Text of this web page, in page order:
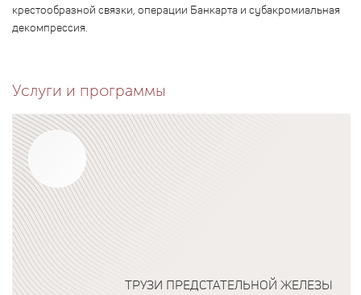
крестообразной связки, операции Банкарта и субакромиальная
декомпрессия.
Услуги и программы
ТРУЗИ ПРЕДСТАТЕЛЬНОЙ ЖЕЛЕЗЫ